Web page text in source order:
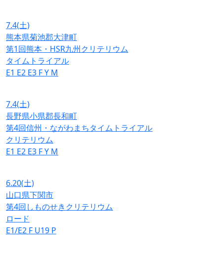
7.4(土)
熊本県菊池郡大津町
第1回熊本・HSR九州クリテリウム
タイムトライアル
E1 E2 E3 FY M
7.4(土)
長野県小県郡長和町
第4回信州・ながわまちタイムトライアル
クリテリウム
E1 E2 E3 FY M
6.20(土)
山口県下関市
第4回しものせきクリテリウム
ロード
E1/E2 F U19 P